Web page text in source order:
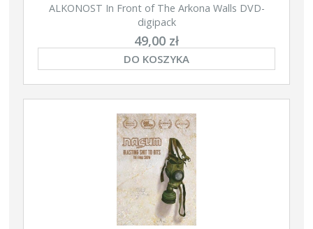
ALKONOST In Front of The Arkona Walls DVD-
digipack
49,00 zł
DO KOSZYKA